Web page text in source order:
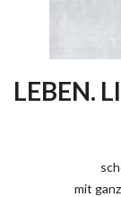
LEBEN.
mit